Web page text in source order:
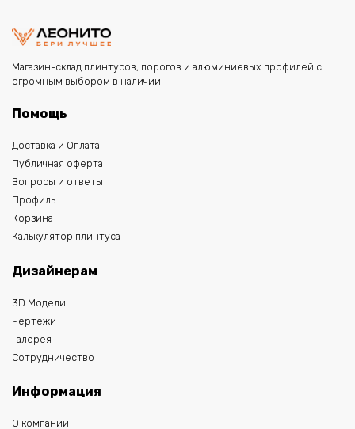
Магазин-склад плинтусов, порогов и алюминиевых профилей с
огромным выбором в наличии
Помощь
Доставка и Оплата
Публичная оферта
Вопросы и ответы
Профиль
Корзина
Калькулятор плинтуса
Дизайнерам
3D Модели
Чертежи
Галерея
Сотрудничество
Информация
О компании